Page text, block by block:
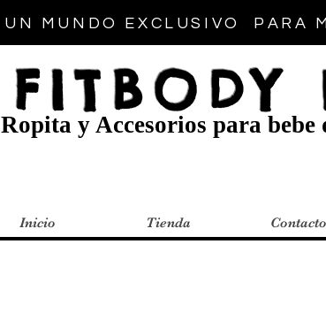
UN MUNDO EXCLUSIVO PARA
FITBODY
Ropita y Accesorios para bebe
Inicio Tienda Contacto